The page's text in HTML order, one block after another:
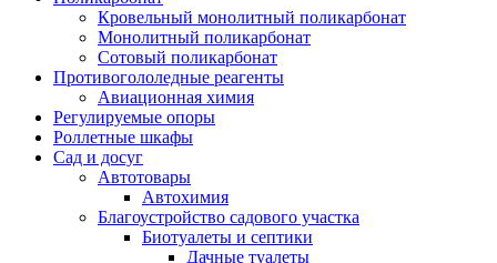
Кровельный монолитный поликарбонат
Монолитный поликарбонат
Сотовый поликарбонат
Противогололедные реагенты
Авиационная химия
Регулируемые опоры
Роллетные шкафы
Сад и досуг
Автотовары
Автохимия
Благоустройство садового участка
Биотуалеты и септики
Дачные туалеты